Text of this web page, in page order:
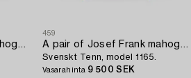
A pair of Josef Frank mahogany and rattan chairs,
459
A pair of Josef Frank mahogany and rattan armchairs,
Svenskt Tenn, model 1165.
Vasarahinta 9 500 SEK